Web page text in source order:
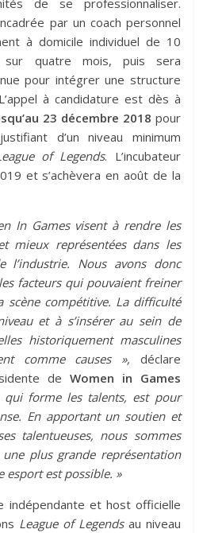
par un coach personnel
à domicile individuel de 10
sur quatre mois, puis sera
pour intégrer une structure
à candidature est dès à
23 décembre 2018 pour
d’un niveau minimum
of Legends. L’incubateur
et s’achèvera en août de la
In Games visent à rendre les
mieux représentées dans les
l’industrie. Nous avons donc
facteurs qui pouvaient freiner
scène compétitive. La difficulté
et à s’insérer au sein de
historiquement masculines
comme causes », déclare
de Women in Games
qui forme les talents, est pour
En apportant un soutien et
talentueuses, nous sommes
une plus grande représentation
esport est possible. »
indépendante et host officielle
League of Legends au niveau